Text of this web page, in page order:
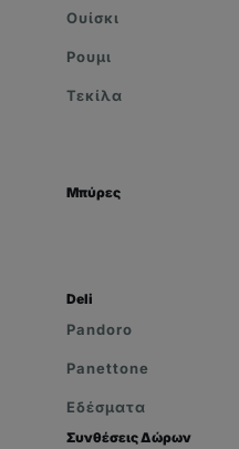
Ουίσκι
Ρουμι
Τεκίλα
Μπύρες
Deli
Pandoro
Panettone
Εδέσματα
Συνθέσεις Δώρων